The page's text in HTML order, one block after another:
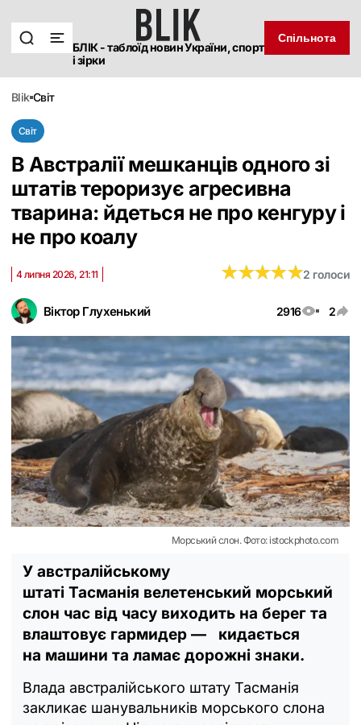
БЛІК - таблоїд новин України, спорт
і зірки
Спільнота
blik світ
Світ
В Австралії мешканців одного зі
штатів тероризує агресивна
тварина: йдеться не про кенгуру і
не про коалу
Віктор Глухенький 2916 2
4 липня 2026, 21:11 ★★★★★
★★★★★2 голоси
Морський слон. Фото: istockphoto.com
У австралійському
штаті Тасманія велетенський морський
слон час від часу виходить на берег та
влаштовує гармидер — кидається
на машини та ламає дорожні знаки.
Влада австралійського штату Тасманія
закликає шанувальників морського слона